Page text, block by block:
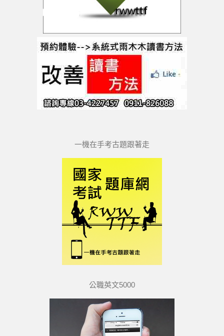
一機在手考古題跟著走
公職英文5000